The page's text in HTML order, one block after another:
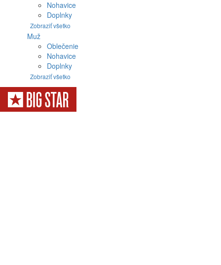
Nohavice
Doplnky
Zobraziť všetko
Muž
Oblečenie
Nohavice
Doplnky
Zobraziť všetko